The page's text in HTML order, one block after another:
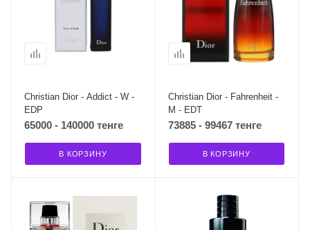
Christian Dior - Addict - W -
EDP
65000 - 140000 тенге
В КОРЗИНУ
Christian Dior - Fahrenheit -
M - EDT
73885 - 99467 тенге
В КОРЗИНУ